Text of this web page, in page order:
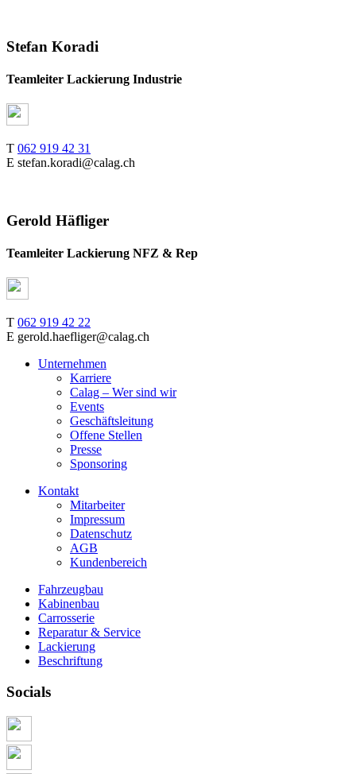
Stefan Koradi
Teamleiter Lackierung Industrie
T 062 919 42 31
E stefan.koradi@calag.ch
Gerold Häfliger
Teamleiter Lackierung NFZ & Rep
T 062 919 42 22
E gerold.haefliger@calag.ch
Unternehmen
Karriere
Calag – Wer sind wir
Events
Geschäftsleitung
Offene Stellen
Presse
Sponsoring
Kontakt
Mitarbeiter
Impressum
Datenschutz
AGB
Kundenbereich
Fahrzeugbau
Kabinenbau
Carrosserie
Reparatur & Service
Lackierung
Beschriftung
Socials